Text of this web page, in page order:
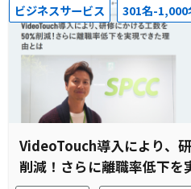
ビジネスサービス 301名-1,000
VideoTouch導入により、
削減！さらに離職率低下を